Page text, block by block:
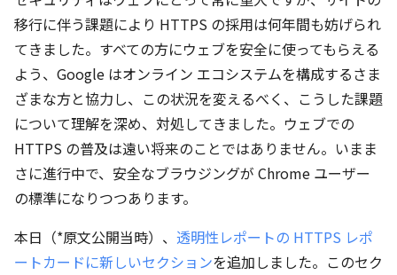
移行に伴う課題により HTTPS の採用は何年間も妨げられ
てきました。すべての方にウェブを安全に使ってもらえる
よう、Google はオンライン エコシステムを構成するさま
ざまな方と協力し、この状況を変えるべく、こうした課題
について理解を深め、対処してきました。ウェブでの
HTTPS の普及は遠い将来のことではありません。いまま
さに進行中で、安全なブラウジングが Chrome ユーザー
の標準になりつつあります。
本日（*原文公開当時）、 透明性レポートの HTTPS レポ
ートカードに新しいセクションを追加しました。このセク